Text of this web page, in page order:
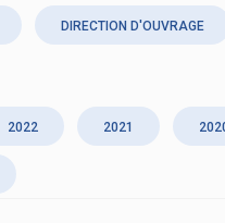
DIRECTION D'OUVRAGE
2022 2021